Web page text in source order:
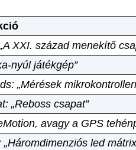
XXI. század menekítő
nyúl játékgép”
„Mérések
„Reboss csapat”
avagy a GPS
led